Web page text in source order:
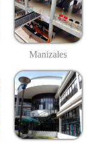
Manizales